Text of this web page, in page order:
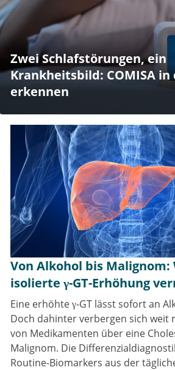
Zwei Schlafstörungen, ein
Krankheitsbild: COMISA in
erkennen
Von Alkohol bis Malignom:
isolierte γ-GT-Erhöhung
Eine erhöhte γ-GT lässt sofort an
Doch dahinter verbergen sich weit
von Medikamenten über eine
Malignom. Die
Routine-Biomarkers aus der